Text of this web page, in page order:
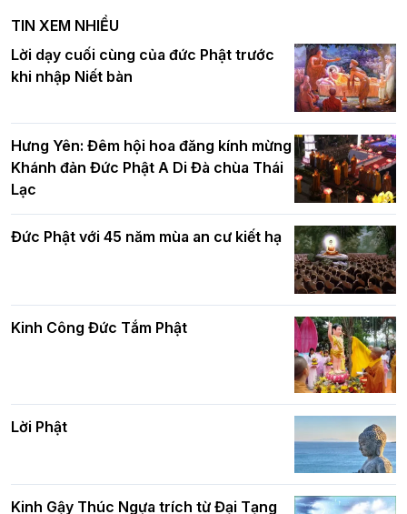
nghiêm tác pháp Tiền an cư PL.2570 –
DL.2026
chúc mừng Phật đản BTS GHPGVN TP.
Hà Nội
Hơn 5.000 người tham dự diễu hành,
đô hòa bình và phát triển
Hà Nội: Gần 40 xe hoa rực rỡ diễu hành
kính mừng Đại lễ Phật đản PL.2570 –
Ban Hoằng pháp TƯ tổ chức Khóa tu
Báo hiếu Online một ngày (Sáng
15/8/2021)
Tinh thần yêu nước của Phật giáo
Phật giáo chính tín Phần 9: Giải thích
Phật giáo chính tín Phần 8: Hiếu đạo
và bình đẳng trong Phật giáo
TIN XEM NHIỀU
Lời dạy cuối cùng của đức Phật trước
khi nhập Niết bàn
Hưng Yên: Đêm hội hoa đăng kính mừng
Khánh đản Đức Phật A Di Đà chùa Thái
Lạc
Đức Phật với 45 năm mùa an cư kiết hạ
Kinh Công Đức Tắm Phật
Lời Phật
Kinh Gậy Thúc Ngựa trích từ Đại Tạng